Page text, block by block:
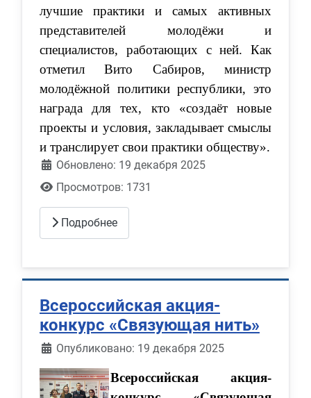
лучшие практики и самых активных
представителей молодёжи и
специалистов, работающих с ней. Как
отметил Вито Сабиров, министр
молодёжной политики республики, это
награда для тех, кто «создаёт новые
проекты и условия, закладывает смыслы
и транслирует свои практики обществу».
Обновлено: 19 декабря 2025
Просмотров: 1731
Подробнее
Всероссийская акция-
конкурс «Связующая нить»
Информация о материале
Опубликовано: 19 декабря 2025
Всероссийская акция-